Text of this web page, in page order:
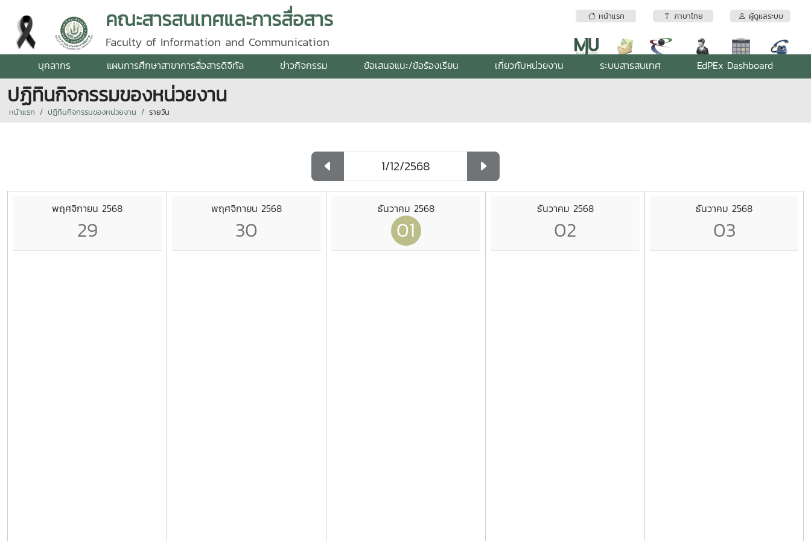
หน้าแรก ภาษาไทย ผู้ดูแลระบบ
คณะสารสนเทศและการสื่อสาร
Faculty of Information and Communication
บุคลากร แผนการศึกษาสาขาการสื่อสารดิจิทัล ข่าวกิจกรรม ข้อเสนอแนะ/ข้อร้องเรียน เกี่ยวกับหน่วยงาน ระบบสารสนเทศ EdPEx Dashboard
ปฏิทินกิจกรรมของหน่วยงาน
หน้าแรก ปฏิทินกิจกรรมของหน่วยงาน รายวัน
พฤศจิกายน 2568
29
พฤศจิกายน 2568
30
ธันวาคม 2568
01
ธันวาคม 2568
02
ธันวาคม 2568
03